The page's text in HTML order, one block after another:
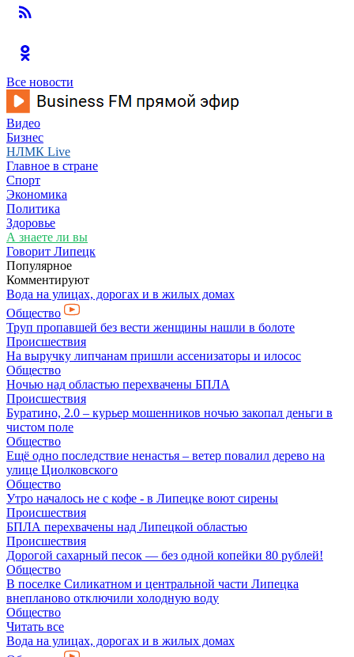
Все новости
Видео
Бизнес
НЛМК Live
Главное в стране
Спорт
Экономика
Политика
Здоровье
А знаете ли вы
Говорит Липецк
Популярное
Комментируют
Вода на улицах, дорогах и в жилых домах
Общество
Труп пропавшей без вести женщины нашли в болоте
Происшествия
На выручку липчанам пришли ассенизаторы и илосос
Общество
Ночью над областью перехвачены БПЛА
Происшествия
Буратино, 2.0 – курьер мошенников ночью закопал деньги в
чистом поле
Общество
Ещё одно последствие ненастья – ветер повалил дерево на
улице Циолковского
Общество
Утро началось не с кофе - в Липецке воют сирены
Происшествия
БПЛА перехвачены над Липецкой областью
Происшествия
Дорогой сахарный песок — без одной копейки 80 рублей!
Общество
В поселке Силикатном и центральной части Липецка
внепланово отключили холодную воду
Общество
Читать все
Вода на улицах, дорогах и в жилых домах